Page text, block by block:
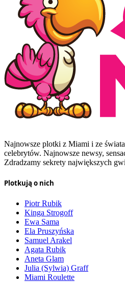
Najnowsze plotki z Miami i ze
celebrytów. Najnowsze newsy,
Zdradzamy sekrety największych
Plotkują o nich
Piotr Rubik
Kinga Strogoff
Ewa Sama
Ela Pruszyńska
Samuel Arakel
Agata Rubik
Aneta Glam
Julia (Sylwia) Graff
Miami Roulette